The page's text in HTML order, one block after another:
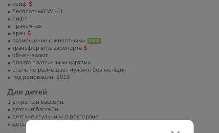
сейф
бесплатный Wi-Fi
лифт
прачечная
врач
размещение с животными
трансфер в/из аэропорта
обмен валют
оплата платежными картами
отель не размещает мужчин без женщин
год реновации: 2018
Для детей
1 открытый бассейн.
детский бассейн
детские стульчики в ресторане
детская кроватка